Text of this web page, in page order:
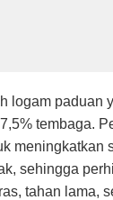
logam paduan
tembaga.
meningkatkan
sehingga
tahan lama,